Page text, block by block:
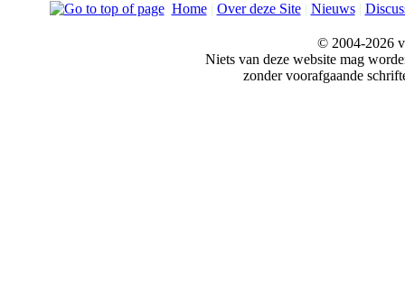
Home| Over deze Site| Nieuws|
© 2004-2026
Niets van deze website mag
zonder voorafgaande